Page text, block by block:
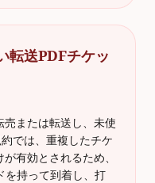
転送PDFチケッ
または転送し、未使
では、重複したチケ
有効とされるため、
を持って到着し、打